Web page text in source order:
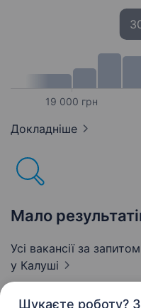
Шукаєте роботу?
19 000 грн
Докладніше
Мало
Усі вакансії за
у Калуші